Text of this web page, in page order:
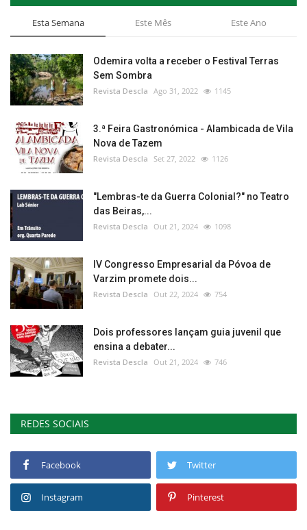
Esta Semana Este Mês Este Ano
Odemira volta a receber o Festival Terras
Sem Sombra
Revista Descla Ago 31, 2022 1145
3.ª Feira Gastronómica - Alambicada de Vila
Nova de Tazem
Revista Descla Set 27, 2022 1126
"Lembras-te da Guerra Colonial?" no Teatro
das Beiras,...
Revista Descla Out 21, 2024 1098
IV Congresso Empresarial da Póvoa de
Varzim promete dois...
Revista Descla Out 22, 2024 754
Dois professores lançam guia juvenil que
ensina a debater...
Revista Descla Out 21, 2024 746
REDES SOCIAIS
Facebook Twitter
Instagram Pinterest